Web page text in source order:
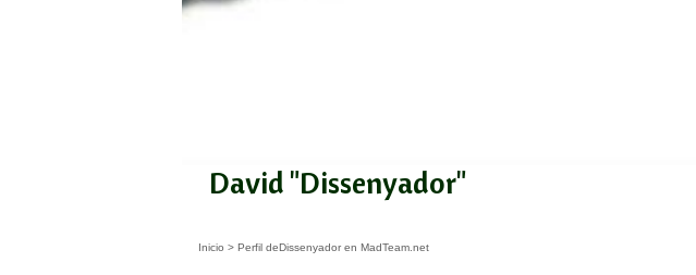
David "Dissenyador"
Inicio > Perfil deDissenyador en MadTeam.net